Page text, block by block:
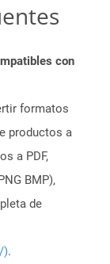
con
formatos
productos a
a PDF,
BMP),
de
).